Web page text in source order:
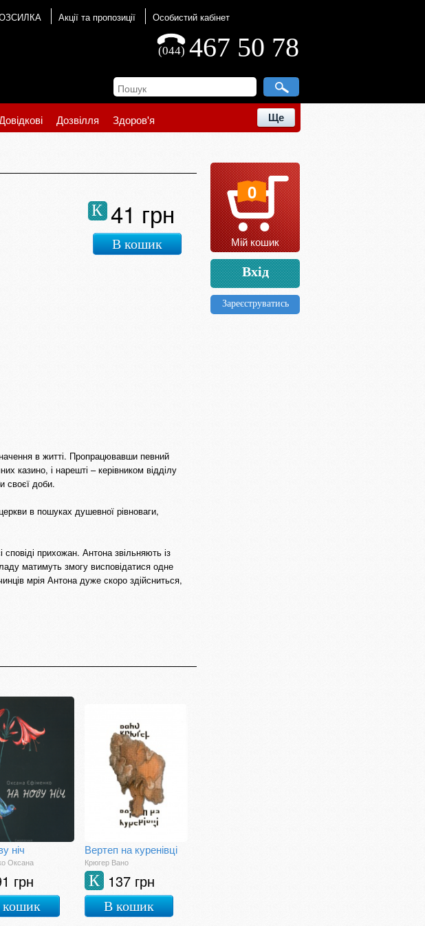
Акції та пропозиції Особистий кабінет
467 50 78
(044)
Дозвілля Здоров'я Ще
41 грн
К
В кошик
в житті. Пропрацювавши певний
казино, і нарешті – керівником відділу
своєї доби.
в пошуках душевної рівноваги,
прихожан. Антона звільняють із
матимуть змогу висповідатися одне
мрія Антона дуже скоро здійсниться,
ніч
Оксана
грн
Вертеп на куренівці
Крюгер Вано
137 грн
К
В кошик
0
Мій кошик
Вхід
Зареєструватись